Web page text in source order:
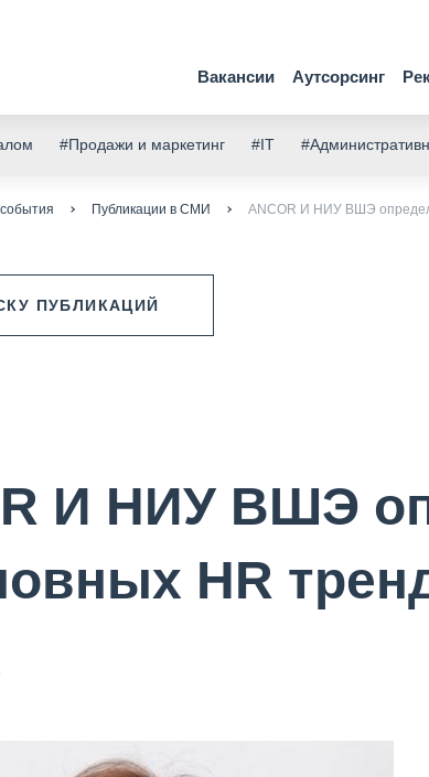
Вакансии Аутсорсинг
#Продажи и маркетинг #IT
Публикации в СМИ ANCOR И НИУ ВШЭ
ПУБЛИКАЦИЙ
И НИУ ВШЭ
HR